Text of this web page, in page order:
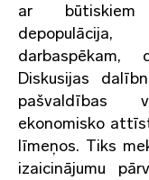
ar būtiskiem
darbaspēkam,
Diskusijas
pašvaldības
ekonomisko
līmeņos. Tiks
izaicinājumu